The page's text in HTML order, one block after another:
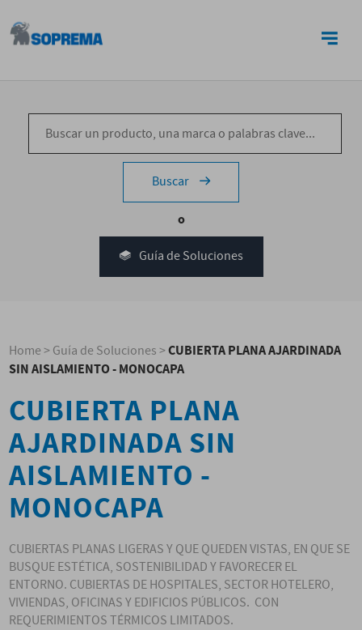
Buscar
o
Guía de Soluciones
Home>Guía de Soluciones>CUBIERTA PLANA AJARDINADA
SIN AISLAMIENTO - MONOCAPA
CUBIERTA PLANA
AJARDINADA SIN
AISLAMIENTO -
MONOCAPA
CUBIERTAS PLANAS LIGERAS Y QUE QUEDEN VISTAS, EN QUE SE
BUSQUE ESTÉTICA, SOSTENIBILIDAD Y FAVORECER EL
ENTORNO. CUBIERTAS DE HOSPITALES, SECTOR HOTELERO,
VIVIENDAS, OFICINAS Y EDIFICIOS PÚBLICOS. CON
REQUERIMIENTOS TÉRMICOS LIMITADOS.